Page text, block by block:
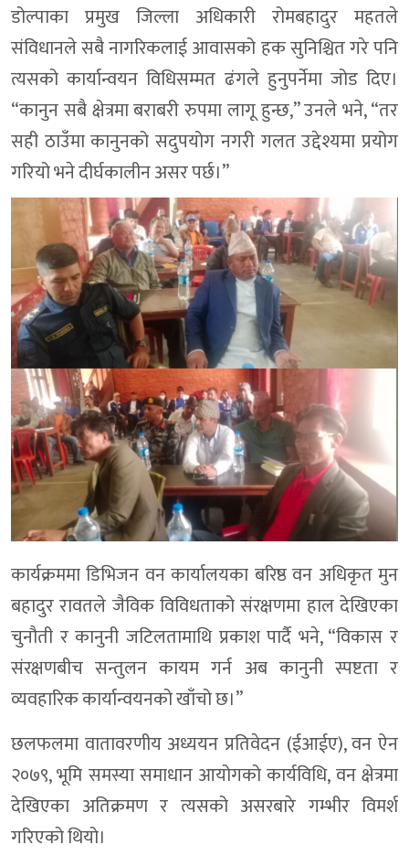
डोल्पाका प्रमुख जिल्ला अधिकारी रोमबहादुर महतले
संविधानले सबै नागरिकलाई आवासको हक सुनिश्चित गरे पनि
त्यसको कार्यान्वयन विधिसम्मत ढंगले हुनुपर्नेमा जोड दिए।
“कानुन सबै क्षेत्रमा बराबरी रुपमा लागू हुन्छ,” उनले भने, “तर
सही ठाउँमा कानुनको सदुपयोग नगरी गलत उद्देश्यमा प्रयोग
गरियो भने दीर्घकालीन असर पर्छ।”
कार्यक्रममा डिभिजन वन कार्यालयका बरिष्ठ वन अधिकृत मुन
बहादुर रावतले जैविक विविधताको संरक्षणमा हाल देखिएका
चुनौती र कानुनी जटिलतामाथि प्रकाश पार्दै भने, “विकास र
संरक्षणबीच सन्तुलन कायम गर्न अब कानुनी स्पष्टता र
व्यवहारिक कार्यान्वयनको खाँचो छ।”
छलफलमा वातावरणीय अध्ययन प्रतिवेदन (ईआईए), वन ऐन
२०७९, भूमि समस्या समाधान आयोगको कार्यविधि, वन क्षेत्रमा
देखिएका अतिक्रमण र त्यसको असरबारे गम्भीर विमर्श
गरिएको थियो।